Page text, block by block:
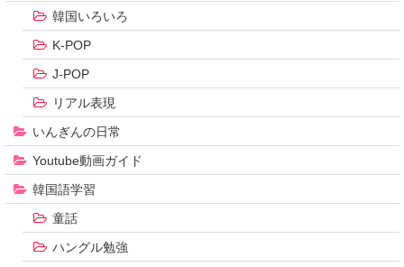
韓国いろいろ
K-POP
J-POP
リアル表現
いんぎんの日常
Youtube動画ガイド
韓国語学習
童話
ハングル勉強